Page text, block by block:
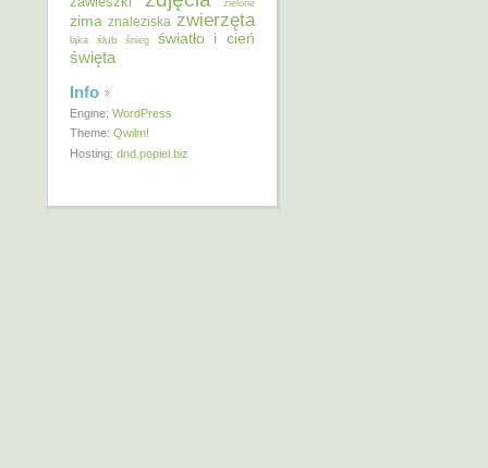
zielone
zima znaleziska zwierzęta
łąka ślub śnieg światło i cień
święta
Info
Engine: WordPress
Theme: Qwilm!
Hosting: dnd.popiel.biz